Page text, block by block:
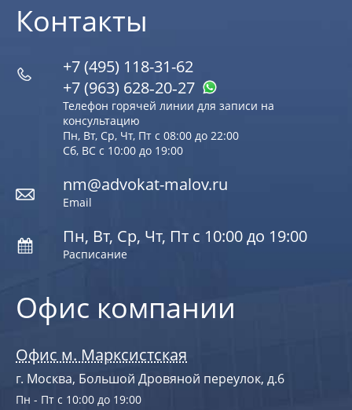
Офис компании
Офис м. Марксистская
г. Москва, Большой Дровяной переулок, д.6
Пн - Пт с 10:00 до 19:00
Контакты
+7 (495) 118-31-62
+7 (963) 628‑20‑27
Телефон горячей линии для записи на
консультацию
Пн, Вт, Ср, Чт, Пт с 08:00 до 22:00
Сб, ВС с 10:00 до 19:00
nm@advokat-malov.ru
Email
Пн, Вт, Ср, Чт, Пт с 10:00 до 19:00
Расписание